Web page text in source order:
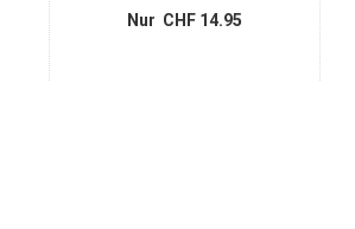
Nur CHF 14.95